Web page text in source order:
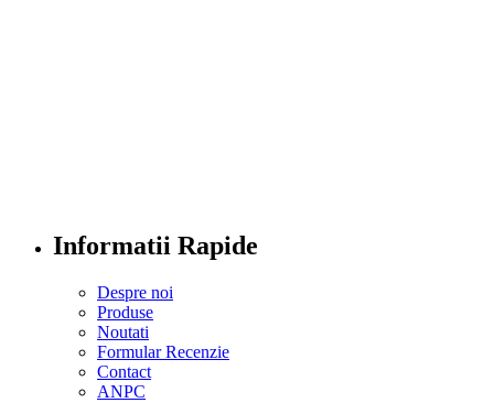
Informatii Rapide
Despre noi
Produse
Noutati
Formular Recenzie
Contact
ANPC